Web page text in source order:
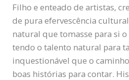
Filho e enteado de artistas,
de pura efervescência
natural que tomasse para si
tendo o talento natural para
inquestionável que o
boas histórias para contar.